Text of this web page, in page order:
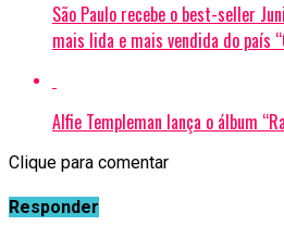
São Paulo recebe o best-seller
mais lida e mais vendida do país
Alfie Templeman lança o álbum
Clique para comentar
Responder